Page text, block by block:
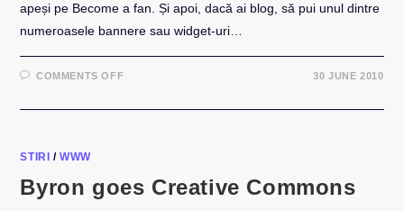
apeși pe Become a fan. Și apoi, dacă ai blog, să pui unul dintre
numeroasele bannere sau widget-uri…
COMMENTS OFFON
ARTISTS
30 JUNE 2010
STIRI /WWW
Byron goes Creative Commons